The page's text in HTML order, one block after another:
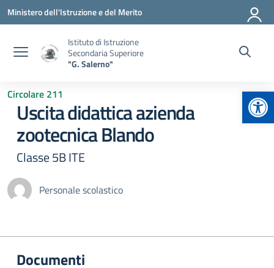
Vai ai contenuti
Vai al menu di navigazione
Vai al footer
Ministero dell'Istruzione e del Merito
Istituto di Istruzione
Secondaria Superiore
"G. Salerno"
Circolare 211
Uscita didattica azienda
zootecnica Blando
Classe 5B ITE
Personale scolastico
Documenti